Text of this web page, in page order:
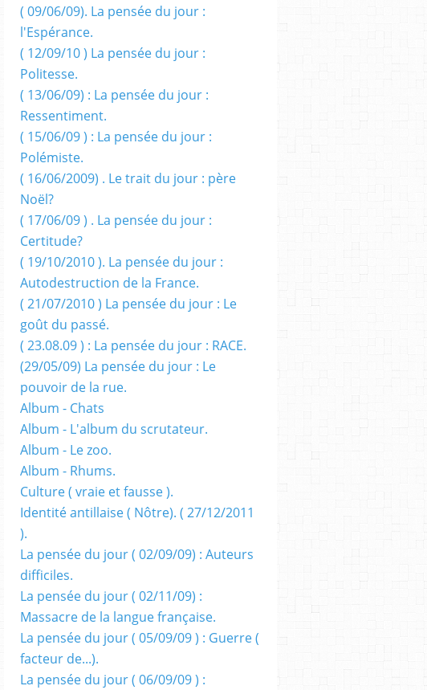
( 09/06/09). La pensée du jour :
l'Espérance.
( 12/09/10 ) La pensée du jour :
Politesse.
( 13/06/09) : La pensée du jour :
Ressentiment.
( 15/06/09 ) : La pensée du jour :
Polémiste.
( 16/06/2009) . Le trait du jour : père
Noël?
( 17/06/09 ) . La pensée du jour :
Certitude?
( 19/10/2010 ). La pensée du jour :
Autodestruction de la France.
( 21/07/2010 ) La pensée du jour : Le
goût du passé.
( 23.08.09 ) : La pensée du jour : RACE.
(29/05/09) La pensée du jour : Le
pouvoir de la rue.
Album - Chats
Album - L'album du scrutateur.
Album - Le zoo.
Album - Rhums.
Culture ( vraie et fausse ).
Identité antillaise ( Nôtre). ( 27/12/2011
).
La pensée du jour ( 02/09/09) : Auteurs
difficiles.
La pensée du jour ( 02/11/09) :
Massacre de la langue française.
La pensée du jour ( 05/09/09 ) : Guerre (
facteur de...).
La pensée du jour ( 06/09/09 ) :